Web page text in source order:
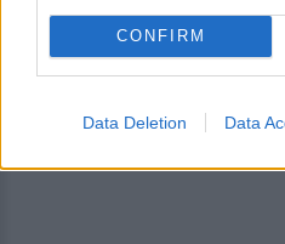
CONFIRM
Data Deletion Data